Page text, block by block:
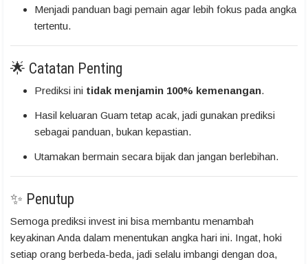
Menjadi panduan bagi pemain agar lebih fokus pada angka
tertentu.
🌟 Catatan Penting
Prediksi ini tidak menjamin 100% kemenangan.
Hasil keluaran Guam tetap acak, jadi gunakan prediksi
sebagai panduan, bukan kepastian.
Utamakan bermain secara bijak dan jangan berlebihan.
✨ Penutup
Semoga prediksi invest ini bisa membantu menambah
keyakinan Anda dalam menentukan angka hari ini. Ingat, hoki
setiap orang berbeda-beda, jadi selalu imbangi dengan doa,